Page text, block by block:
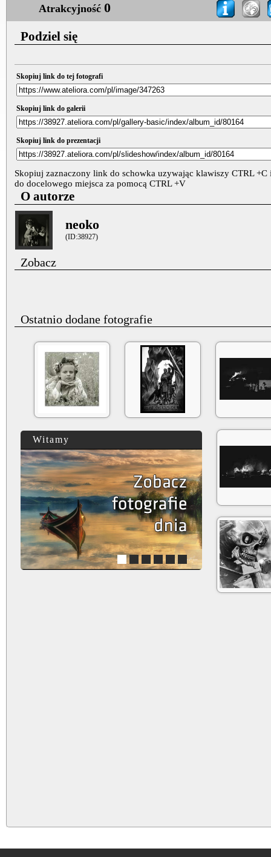
Atrakcyjność 0
Podziel się
Skopiuj link do tej fotografi
Skopiuj link do galerii
Skopiuj link do prezentacji
Skopiuj zaznaczony link do schowka uzywając klawiszy CTRL +C
do docelowego miejsca za pomocą CTRL +V
O autorze
neoko
(ID:38927)
Zobacz
Ostatnio dodane fotografie
Witamy